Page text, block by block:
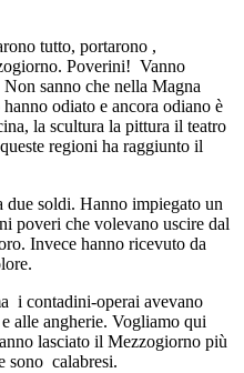
tutto, portarono ,
Poverini! Vanno
sanno che nella Magna
odiato e ancora odiano è
la scultura la pittura il teatro
regioni ha raggiunto il
due soldi. Hanno impiegato un
poveri che volevano uscire dal
Invece hanno ricevuto da
i contadini-operai avevano
alle angherie. Vogliamo qui
lasciato il Mezzogiorno più
sono calabresi.